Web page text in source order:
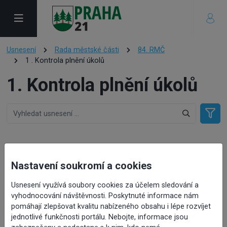
Usnesení Rada městské části
84. RMČ
1 . Kontrola plnění úkolů
1. Kontrola plnění úkolů
1. Kontrola plnění úkolů
Číslo návrhu:
Číslo usnesení:RMČ/84/1145/25
Předkladatel:Kartousová Dana
Nastavení soukromí a cookies
Usnesení využívá soubory cookies za účelem sledování a
vyhodnocování návštěvnosti. Poskytnuté informace nám
pomáhají zlepšovat kvalitu nabízeného obsahu i lépe rozvíjet
jednotlivé funkčnosti portálu. Nebojte, informace jsou